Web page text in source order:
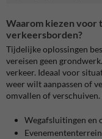
Waarom kiezen voor
verkeersborden?
Tijdelijke oplossingen
vereisen geen
verkeer. Ideaal voor
weer wilt aanpassen of
omvallen of verschuiven.
Wegafsluitingen en